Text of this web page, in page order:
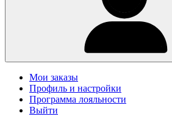
Мои заказы
Профиль и настройки
Программа лояльности
Выйти